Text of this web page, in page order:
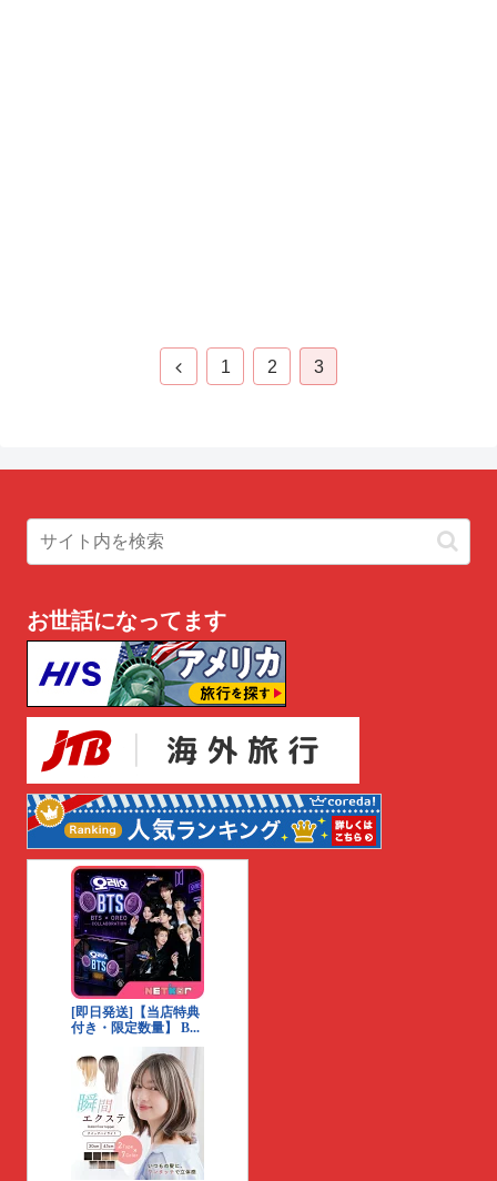
前
1 2 3
お世話になってます